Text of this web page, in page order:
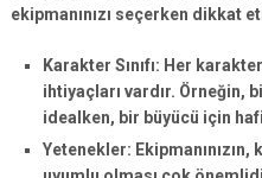
ekipmanınızı seçerken dikkat
Karakter Sınıfı: Her
ihtiyaçları vardır. Örneğin,
idealken, bir büyücü için
Yetenekler: